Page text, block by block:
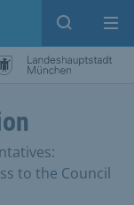
Open
to the Council